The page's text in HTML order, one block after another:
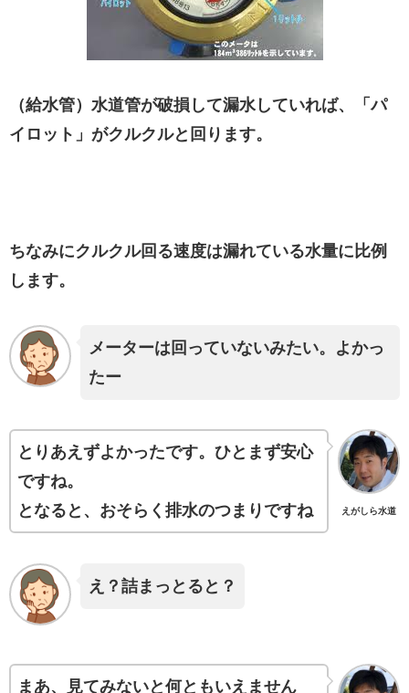
（給水管）水道管が破損して漏水していれば、「パ
イロット」がクルクルと回ります。
ちなみにクルクル回る速度は漏れている水量に比例
します。
メーターは回っていないみたい。よかっ
たー
えがしら水道
とりあえずよかったです。ひとまず安心
ですね。
となると、おそらく排水のつまりですね
え？詰まっとると？
まあ、見てみないと何ともいえません